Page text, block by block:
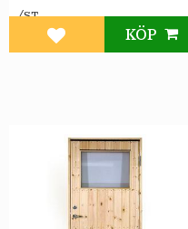
/ST
Lägg till i favoriter
KÖP